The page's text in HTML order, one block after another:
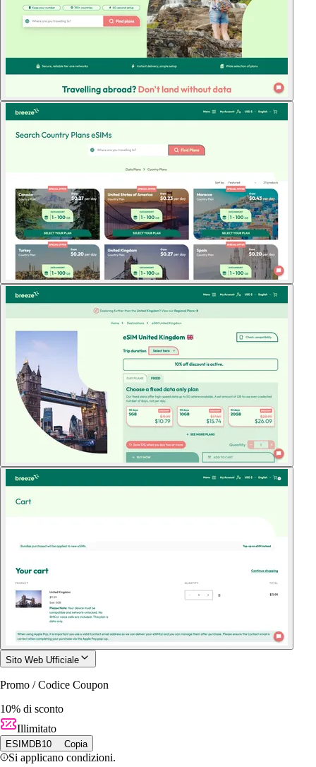
Sito Web Ufficiale
Promo / Codice Coupon
10% di sconto
Illimitato
ESIMDB10 Copia
Si applicano condizioni.